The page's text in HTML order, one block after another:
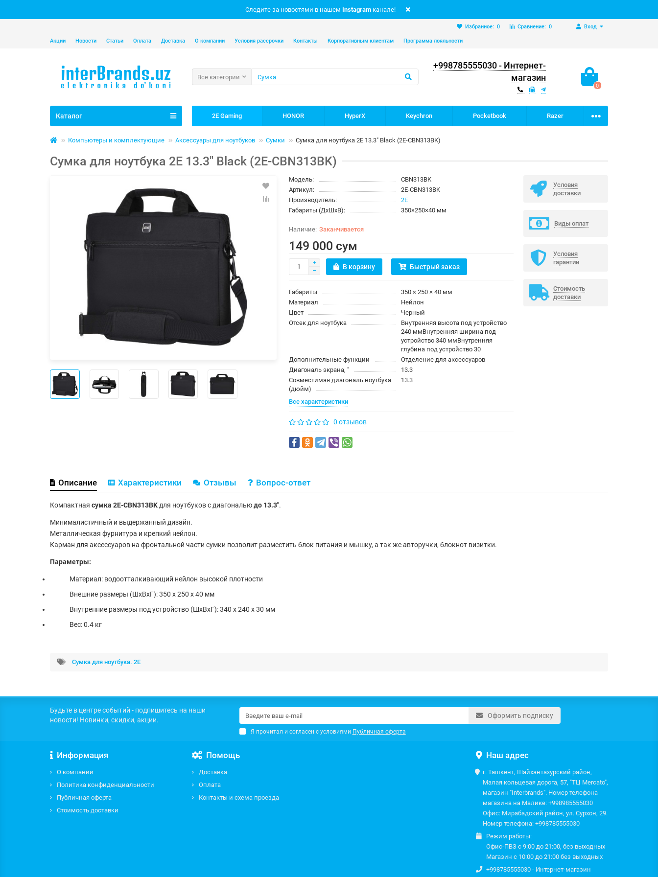
Следите за новостями в нашем Instagram канале!
Вход
Сравнение: 0
Избранное: 0
Акции Новости Статьи Оплата Доставка О компании Условия рассрочки Контакты Корпоративным клиентам Программа лояльности
+998785555030 - Интернет-
магазин
0
Все категории
Каталог 2E Gaming HONOR HyperX Keychron Pocketbook Razer
Компьютеры и комплектующие Аксессуары для ноутбуков Сумки Сумка для ноутбука 2E 13.3" Black (2E-CBN313BK)
Сумка для ноутбука 2E 13.3" Black (2E-CBN313BK)
Модель:
CBN313BK
Артикул:
2E-CBN313BK
Производитель:
2E
Габариты (ДхШхВ):
350×250×40 мм
Заканчивается
149 000 сум
В корзину Быстрый заказ
Габариты
350 × 250 × 40 мм
Материал
Нейлон
Цвет
Черный
Отсек для ноутбука
Внутренняя высота под устройство
240 ммВнутренняя ширина под
устройство 340 ммВнутренняя
глубина под устройство 30
Дополнительные функции
Отделение для аксессуаров
Диагональ экрана, ″
13.3
Совместимая диагональ ноутбука
(дюйм)
13.3
Все характеристики
0 отзывов
Условия
доставки
Виды оплат
Условия
гарантии
Стоимость
доставки
Описание Характеристики Отзывы Вопрос-ответ
Компактная сумка 2E-CBN313BK для ноутбуков с диагональюдо 13.3".
Минималистичный и выдержанный дизайн.
Металлическая фурнитура и крепкий нейлон.
Карман для аксессуаров на фронтальной части сумки позволит разместить блок питания и мышку, а так же авторучки, блокнот визитки.
Параметры:
Материал: водоотталкивающий нейлон высокой плотности
Внешние размеры (ШхВхГ): 350 x 250 x 40 мм
Внутренние размеры под устройство (ШхВхГ): 340 x 240 x 30 мм
Вес: 0.4 кг
Сумка для ноутбука. 2E
Будьте в центре событий - подпишитесь на наши
новости! Новинки, скидки, акции.
Оформить подписку
Я прочитал и согласен с условиями Публичная оферта
Информация
О компании
Политика конфиденциальности
Публичная оферта
Стоимость доставки
Помощь
Доставка
Оплата
Контакты и схема проезда
Наш адрес
г. Ташкент, Шайхантахурский район,
Малая кольцевая дорога, 57, "ТЦ Mercato",
магазин "Interbrands". Номер телефона
магазина на Малике: +998985555030
Офис: Мирабадский район, ул. Сурхон, 29.
Номер телефона: +998785555030
Режим работы:
Офис-ПВЗ с 9:00 до 21:00, без выходных
Магазин с 10:00 до 21:00 без выходных
+998785555030 - Интернет-магазин